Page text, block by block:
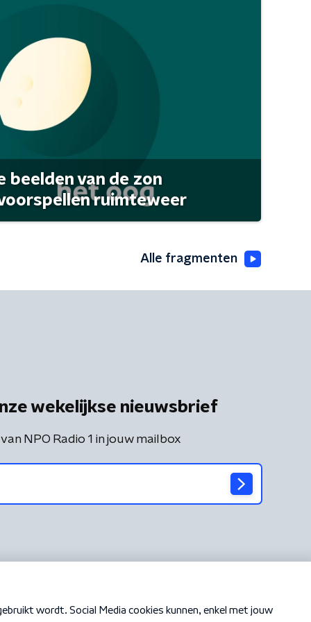
beelden van de zon
ruimteweer
Alle fragmenten
wekelijkse nieuwsbrief
NPO Radio 1 in jouw mailbox